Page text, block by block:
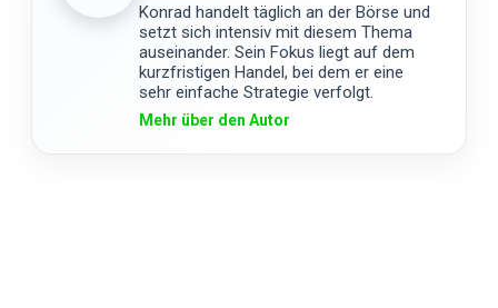
Konrad handelt täglich an der Börse und
setzt sich intensiv mit diesem Thema
auseinander. Sein Fokus liegt auf dem
kurzfristigen Handel, bei dem er eine
sehr einfache Strategie verfolgt.
Mehr über den Autor